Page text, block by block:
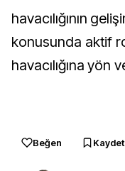
havacılığının
konusunda aktif
havacılığına yön
Beğen Kaydet